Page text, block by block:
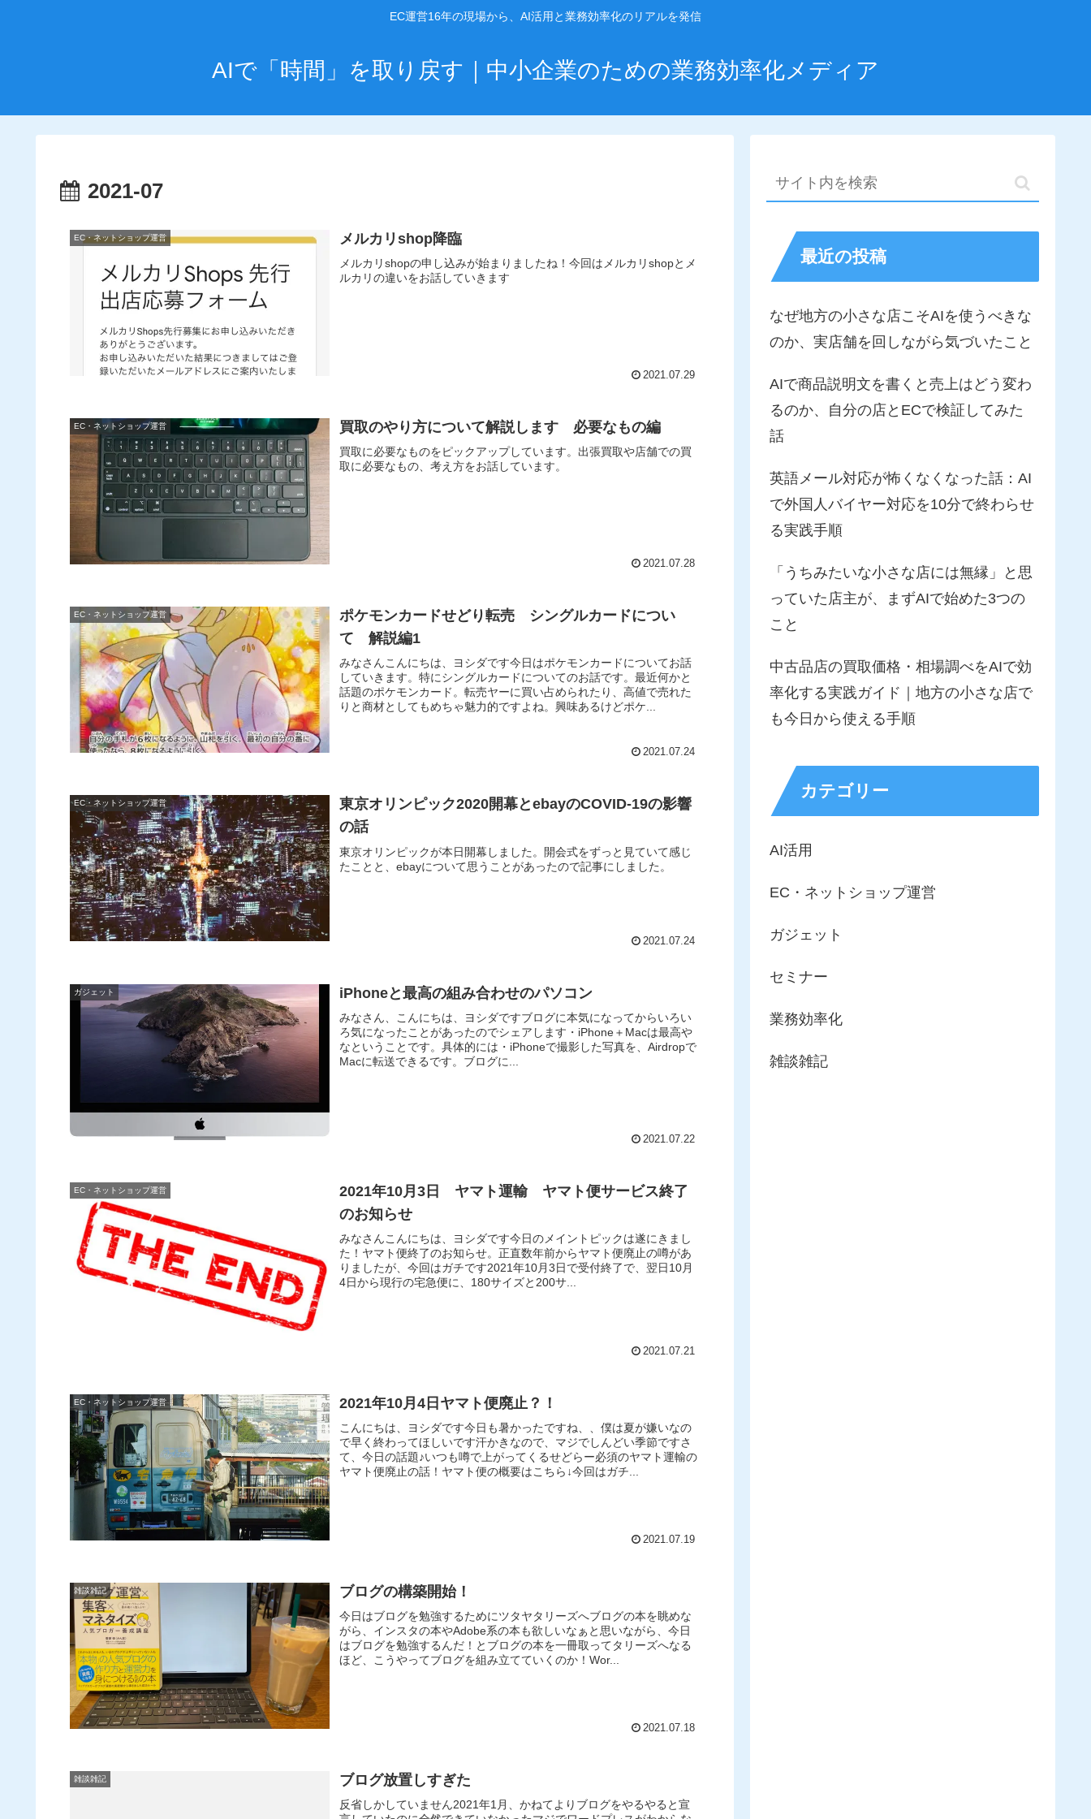
EC運営16年の現場から、AI活用と業務効率化のリアルを発信
AIで「時間」を取り戻す｜中小企業のための業務効率化メディア
2021-07
EC・ネットショップ運営 メルカリshop降臨
メルカリshopの申し込みが始まりましたね！今回はメルカリshopとメ
ルカリの違いをお話していきます
2021.07.29
EC・ネットショップ運営 買取のやり方について解説します 必要なもの編
買取に必要なものをピックアップしています。出張買取や店舗での買
取に必要なもの、考え方をお話しています。
2021.07.28
EC・ネットショップ運営
ポケモンカードせどり転売 シングルカードについ
て 解説編1
みなさんこんにちは、ヨシダです今日はポケモンカードについてお話
していきます。特にシングルカードについてのお話です。最近何かと
話題のポケモンカード。転売ヤーに買い占められたり、高値で売れた
りと商材としてもめちゃ魅力的ですよね。興味あるけどポケ...
2021.07.24
EC・ネットショップ運営
東京オリンピック2020開幕とebayのCOVID-19の影響
の話
東京オリンピックが本日開幕しました。開会式をずっと見ていて感じ
たことと、ebayについて思うことがあったので記事にしました。
2021.07.24
ガジェット iPhoneと最高の組み合わせのパソコン
みなさん、こんにちは、ヨシダですブログに本気になってからいろい
ろ気になったことがあったのでシェアします・iPhone＋Macは最高や
なということです。具体的には・iPhoneで撮影した写真を、Airdropで
Macに転送できるです。ブログに...
2021.07.22
EC・ネットショップ運営
2021年10月3日 ヤマト運輸 ヤマト便サービス終了
のお知らせ
みなさんこんにちは、ヨシダです今日のメイントピックは遂にきまし
た！ヤマト便終了のお知らせ。正直数年前からヤマト便廃止の噂があ
りましたが、今回はガチです2021年10月3日で受付終了で、翌日10月
4日から現行の宅急便に、180サイズと200サ...
2021.07.21
EC・ネットショップ運営 2021年10月4日ヤマト便廃止？！
こんにちは、ヨシダです今日も暑かったですね、、僕は夏が嫌いなの
で早く終わってほしいです汗かきなので、マジでしんどい季節ですさ
て、今日の話題♪いつも噂で上がってくるせどらー必須のヤマト運輸の
ヤマト便廃止の話！ヤマト便の概要はこちら↓今回はガチ...
2021.07.19
雑談雑記 ブログの構築開始！
今日はブログを勉強するためにツタヤタリーズへブログの本を眺めな
がら、インスタの本やAdobe系の本も欲しいなぁと思いながら、今日
はブログを勉強するんだ！とブログの本を一冊取ってタリーズへなる
ほど、こうやってブログを組み立てていくのか！Wor...
2021.07.18
雑談雑記 ブログ放置しすぎた
反省しかしていません2021年1月、かねてよりブログをやるやると宣
最近の投稿
なぜ地方の小さな店こそAIを使うべきな
のか、実店舗を回しながら気づいたこと
AIで商品説明文を書くと売上はどう変わ
るのか、自分の店とECで検証してみた
話
英語メール対応が怖くなくなった話：AI
で外国人バイヤー対応を10分で終わらせ
る実践手順
「うちみたいな小さな店には無縁」と思
っていた店主が、まずAIで始めた3つの
こと
中古品店の買取価格・相場調べをAIで効
率化する実践ガイド｜地方の小さな店で
も今日から使える手順
カテゴリー
AI活用
EC・ネットショップ運営
ガジェット
セミナー
業務効率化
雑談雑記